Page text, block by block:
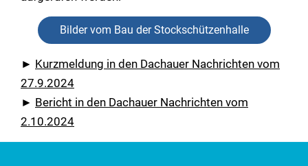
Bilder vom Bau der Stockschützenhalle
► Kurzmeldung in den Dachauer Nachrichten vom
27.9.2024
► Bericht in den Dachauer Nachrichten vom
2.10.2024